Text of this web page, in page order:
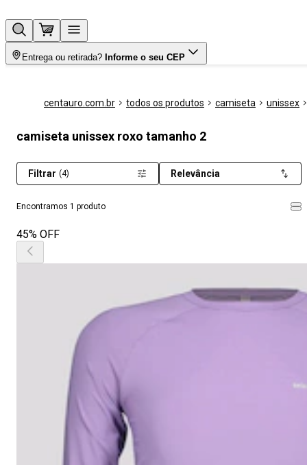
Entrega ou retirada? Informe o seu CEP
centauro.com.br todos os produtos camiseta unissex
camiseta unissex roxo tamanho 2
Encontramos 1 produto
Filtrar (4) Relevância
45% OFF